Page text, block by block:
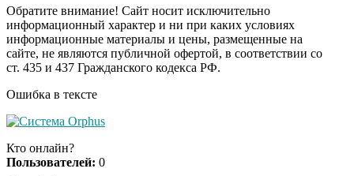
долго
i
Королева вагона
отожгла! Видео не
оставит равнодушным
Деньги придут
выплаты досрочно
Обратите внимание! Сайт носит исключительно
информационный характер и ни при каких условиях
информационные материалы и цены, размещенные на
сайте, не являются публичной офертой, в соответствии со
ст. 435 и 437 Гражданского кодекса РФ.
Ошибка в тексте
Кто онлайн?
Пользователей: 0